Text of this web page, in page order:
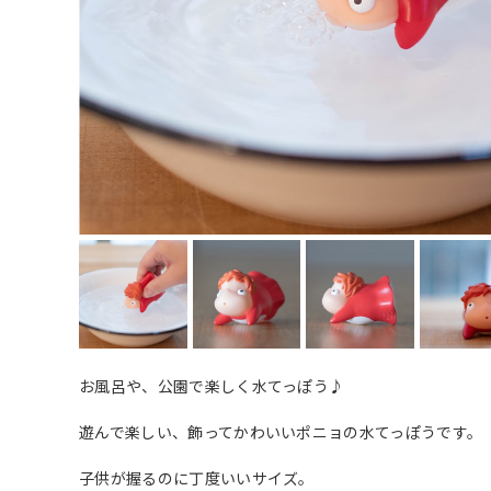
お風呂や、公園で楽しく水てっぽう♪
遊んで楽しい、飾ってかわいいポニョの水てっぽうです。
子供が握るのに丁度いいサイズ。